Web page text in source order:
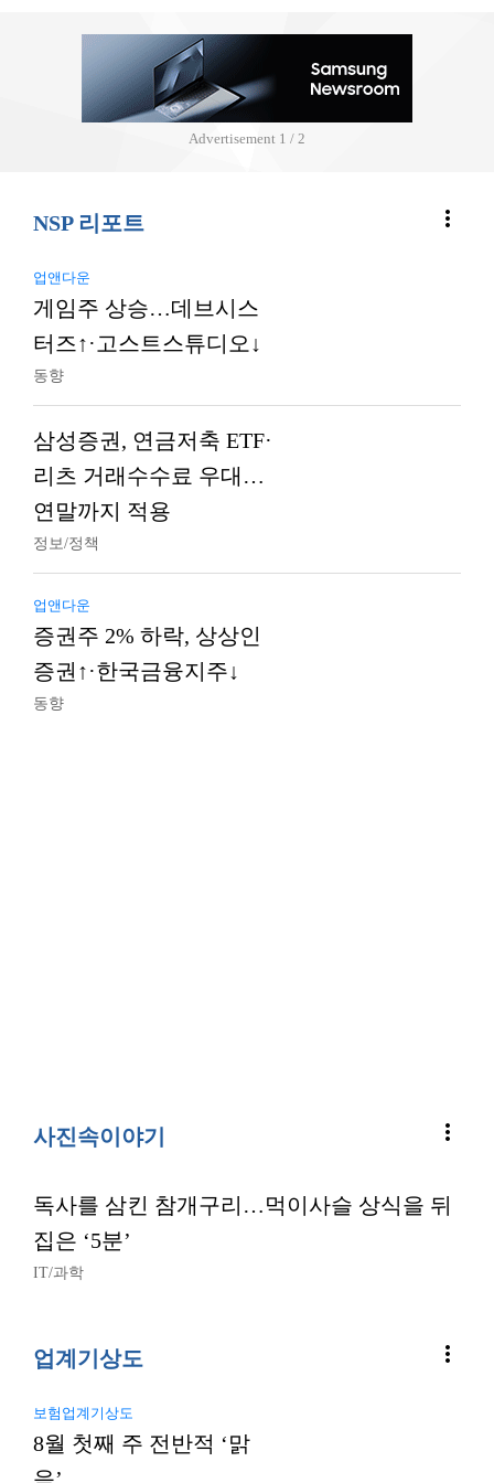
Advertisement 2 / 2
NSP 리포트 more_vert
업앤다운
게임주 상승…데브시스
터즈↑·고스트스튜디오↓
동향
삼성증권, 연금저축 ETF·
리츠 거래수수료 우대…
연말까지 적용
정보/정책
업앤다운
증권주 2% 하락, 상상인
증권↑·한국금융지주↓
동향
사진속이야기 more_vert
독사를 삼킨 참개구리…먹이사슬 상식을 뒤
집은 ‘5분’
IT/과학
업계기상도 more_vert
보험업계기상도
8월 첫째 주 전반적 ‘맑